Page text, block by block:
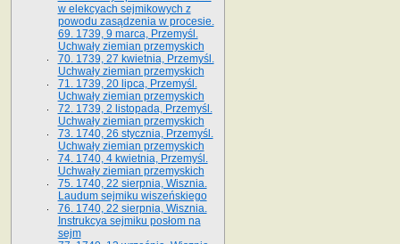
w elekcyach sejmikowych z
powodu zasądzenia w procesie.
69. 1739, 9 marca, Przemyśl.
Uchwały ziemian przemyskich
70. 1739, 27 kwietnia, Przemyśl.
Uchwały ziemian przemyskich
71. 1739, 20 lipca, Przemyśl.
Uchwały ziemian przemyskich
72. 1739, 2 listopada, Przemyśl.
Uchwały ziemian przemyskich
73. 1740, 26 stycznia, Przemyśl.
Uchwały ziemian przemyskich
74. 1740, 4 kwietnia, Przemyśl.
Uchwały ziemian przemyskich
75. 1740, 22 sierpnia, Wisznia.
Laudum sejmiku wiszeńskiego
76. 1740, 22 sierpnia, Wisznia.
Instrukcya sejmiku posłom na
sejm